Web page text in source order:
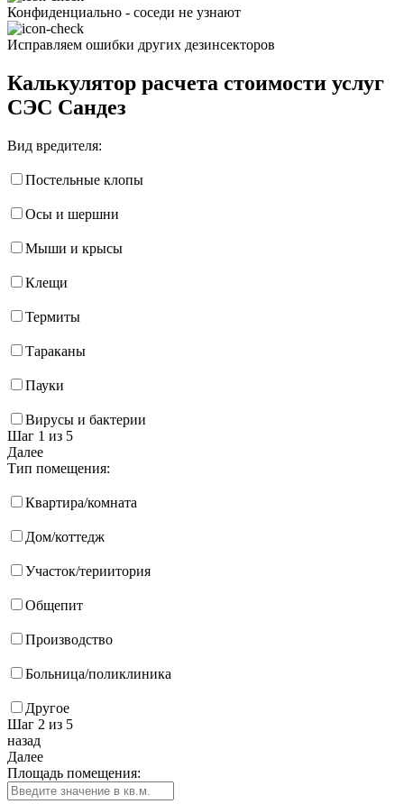
Конфиденциально - соседи не узнают
Исправляем ошибки других дезинсекторов
Калькулятор расчета стоимости услуг
СЭС Сандез
Вид вредителя:
Постельные клопы
Осы и шершни
Мыши и крысы
Клещи
Термиты
Тараканы
Пауки
Вирусы и бактерии
Шаг 1 из 5
Далее
Тип помещения:
Квартира/комната
Дом/коттедж
Участок/териитория
Общепит
Производство
Больница/поликлиника
Другое
Шаг 2 из 5
назад
Далее
Площадь помещения: